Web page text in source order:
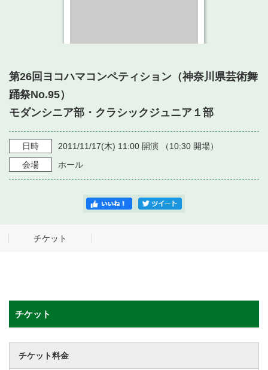
・ よくある質問
・ 空き状況
・ 抽選対象日
・ 利用料金
・ 音楽堂のご案内
・ 芸術参与
・ 建築見学ツアー
神奈川県立音楽堂
SNS
第26回ヨコハマコンペティション（神奈川県芸術舞
踊祭No.95）
モダンシニア部・クラシックジュニア１部
日時 2011/11/17(木) 11:00 開演 （10:30 開場）
会場
ホール
チケット
チケット
チケット料金